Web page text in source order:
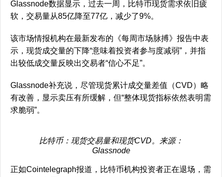
Glassnode数据显示，过去一周，比特币现货需求依旧疲
软，交易量从85亿降至77亿，减少了9%。
该市场情报机构在最新发布的《每周市场脉搏》报告中表
示，现货成交量的下降“意味着投资者参与度减弱”，并指
出较低成交量反映出交易者“信心不足”。
Glassnode补充说，尽管现货累计成交量差值（CVD）略
有改善，显示卖压有所缓解，但“整体现货指标依然表明需
求脆弱”。
比特币：现货交易量和现货CVD。来源：
Glassnode
正如Cointelegraph报道，比特币机构投资者正在退场，需